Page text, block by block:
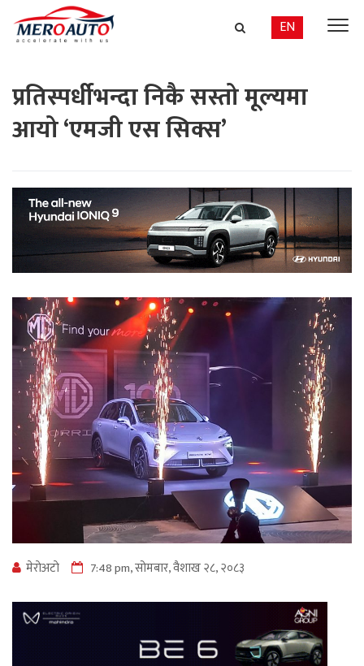
EN
प्रतिस्पर्धीभन्दा निकै सस्तो मूल्यमा
आयो ‘एमजी एस सिक्स’
मेराेअटाे 7:48 pm, सोमबार, वैशाख २८, २०८३